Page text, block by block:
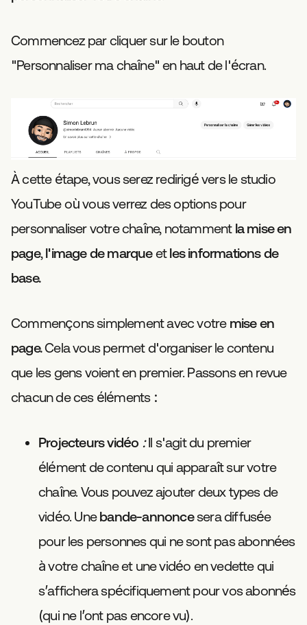
Commencez par cliquer sur le bouton
"Personnaliser ma chaîne" en haut de l'écran.
À cette étape, vous serez redirigé vers le studio
YouTube où vous verrez des options pour
personnaliser votre chaîne, notamment la mise en
page,l'image de marqueetles informations de
base.
Commençons simplement avec votre mise en
page.Cela vous permet d'organiser le contenu
que les gens voient en premier. Passons en revue
chacun de ces éléments :
Projecteurs vidéo :Il s'agit du premier
élément de contenu qui apparaît sur votre
chaîne. Vous pouvez ajouter deux types de
vidéo. Unebande-annoncesera diffusée
pour les personnes qui ne sont pas abonnées
à votre chaîne et une vidéo en vedette qui
s’affichera spécifiquement pour vos abonnés
(qui ne l’ont pas encore vu).